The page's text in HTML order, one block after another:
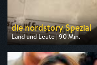
die nordstory Spezial
Land und Leute | 90 Min.
Ausgestrahlt von NDR
am 09.08.2026, 20:15